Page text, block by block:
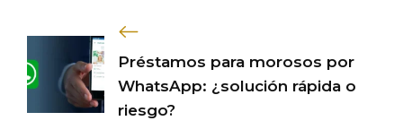
Préstamos para morosos por
WhatsApp: ¿solución rápida o
riesgo?